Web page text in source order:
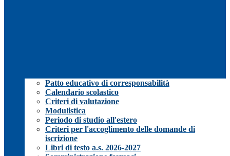
Patto educativo di corresponsabilità
Calendario scolastico
Criteri di valutazione
Modulistica
Periodo di studio all'estero
Criteri per l'accoglimento delle domande di
iscrizione
Libri di testo a.s. 2026-2027